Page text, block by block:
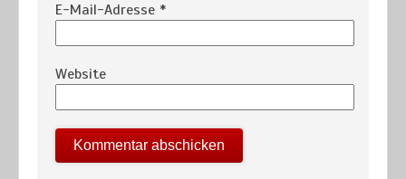
E-Mail-Adresse *
Website